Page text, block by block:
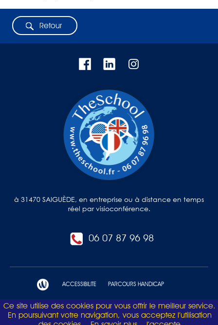
Retour
à 31470 SAIGUÈDE, en entreprise ou à distance en temps
réel par visioconférence.
06 07 87 96 98
ACCESSIBILITE PARCOURS HANDICAP
Mentions légales et politique de confidentialité
Ce site utilise des cookies pour vous offrir le meilleur service.
En poursuivant votre navigation, vous acceptez l’utilisation